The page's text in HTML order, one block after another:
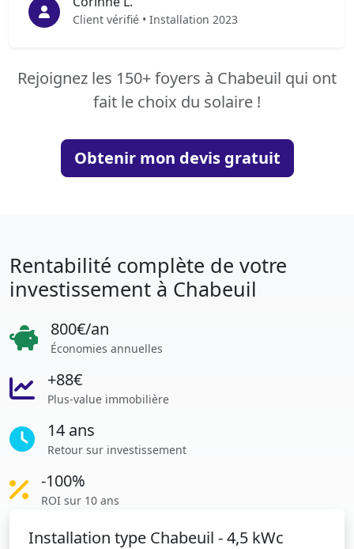
Client vérifié • Installation 2023
Rejoignez les 150+ foyers à Chabeuil qui ont
fait le choix du solaire !
Obtenir mon devis gratuit
Rentabilité complète de votre
investissement à Chabeuil
800€/an
Économies annuelles
+88€
Plus-value immobilière
14 ans
Retour sur investissement
-100%
ROI sur 10 ans
Installation type Chabeuil - 4,5 kWc